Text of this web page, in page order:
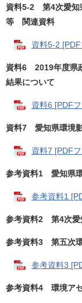
資料5-2 第4次愛知
等 関連資料
資料5-2
資料6 2019年度県
結果について
資料6 [PDF
資料7 愛知県環境
資料7 [PDF
参考資料1 愛知県
参考資料1
参考資料2 第4次愛
参考資料3 第五次環
参考資料3
参考資料4 環境アセ